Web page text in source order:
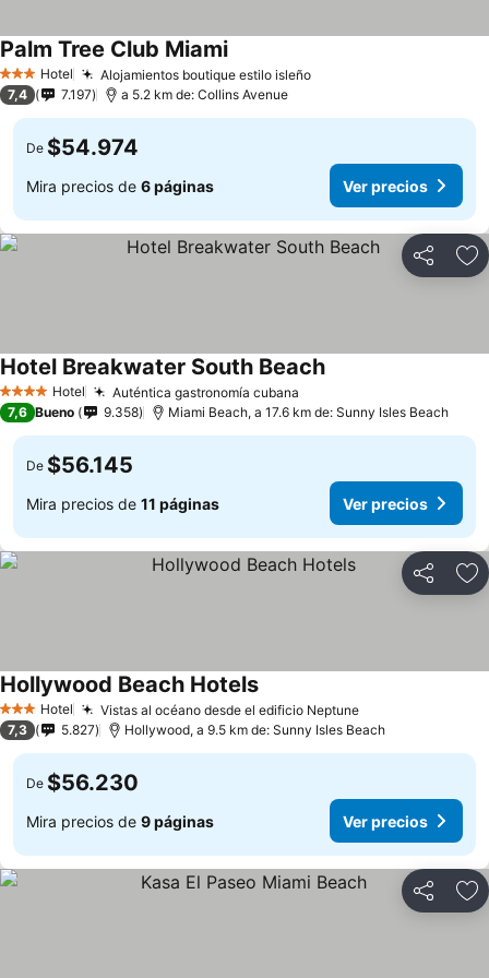
3 Estrellas
Hotel Alojamientos boutique estilo isleño
Palm Tree Club Miami
7,4 7.197 a 5.2 km de: Collins Avenue
De $54.974
Mira precios de 6 páginas Ver precios
Compartir
4 EstrellasHotel Auténtica gastronomía cubana
Hotel Breakwater South Beach
7,6 Bueno 9.358 Miami Beach, a 17.6 km de: Sunny Isles Beach
De $56.145
Mira precios de 11 páginas Ver precios
Compartir
3 Estrellas
Hotel Vistas al océano desde el edificio Neptune
Hollywood Beach Hotels
7,3 5.827 Hollywood, a 9.5 km de: Sunny Isles Beach
De $56.230
Mira precios de 9 páginas Ver precios
Compartir